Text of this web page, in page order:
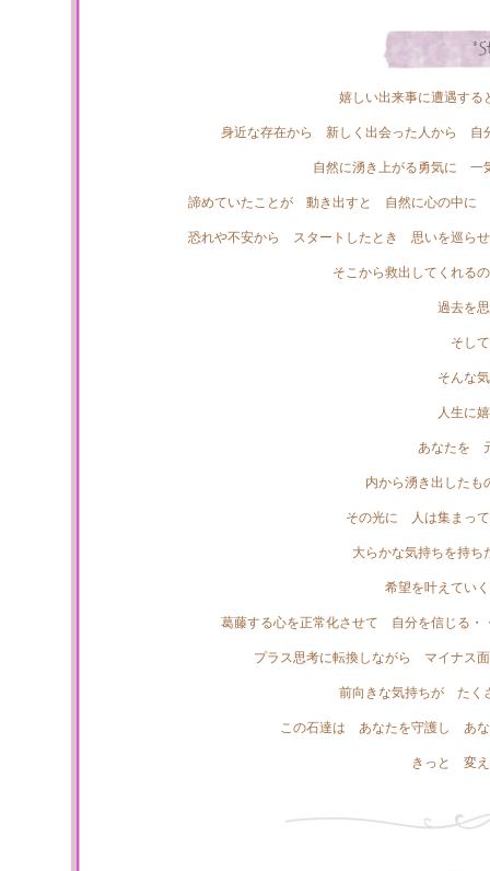
嬉しい出来事に遭遇す
身近な存在から 新しく出会った人から 自
自然に湧き上がる勇気に 一
諦めていたことが 動き出すと 自然に心の中に
恐れや不安から スタートしたとき 思いを巡ら
そこから救出してくれる
過去を
そし
そんな
人生に
あなたを
内から湧き出した
その光に 人は集まっ
大らかな気持ちを持ち
希望を叶えてい
葛藤する心を正常化させて 自分を信じる・
プラス思考に転換しながら マイナス
前向きな気持ちが たく
この石達は あなたを守護し あな
きっと 変え